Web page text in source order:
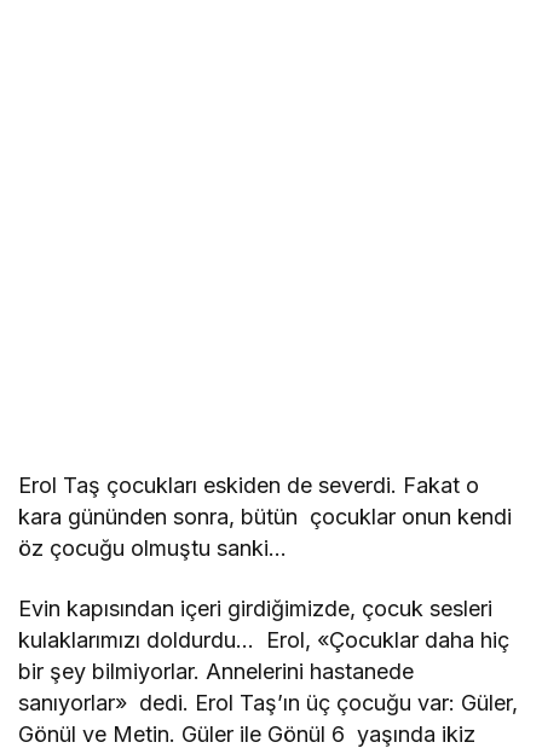
Erol Taş çocukları eskiden de severdi. Fakat o
kara gününden sonra, bütün çocuklar onun kendi
öz çocuğu olmuştu sanki…
Evin kapısından içeri girdiğimizde, çocuk sesleri
kulaklarımızı doldurdu… Erol, «Çocuklar daha hiç
bir şey bilmiyorlar. Annelerini hastanede
sanıyorlar» dedi. Erol Taş’ın üç çocuğu var: Güler,
Gönül ve Metin. Güler ile Gönül 6 yaşında ikiz